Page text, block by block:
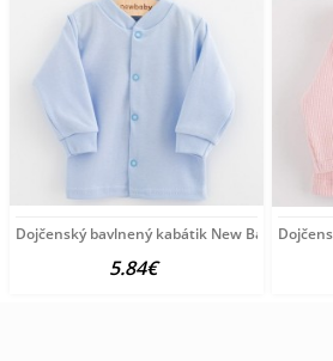
Dojčenský bavlnený kabátik New Baby
5.84€